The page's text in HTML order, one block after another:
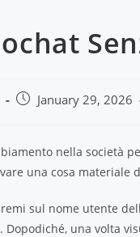
January 29, 2026
nella società
una cosa materiale
sul nome utente
Dopodiché, una volta